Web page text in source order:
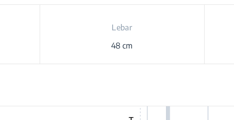
Lebar
48 cm